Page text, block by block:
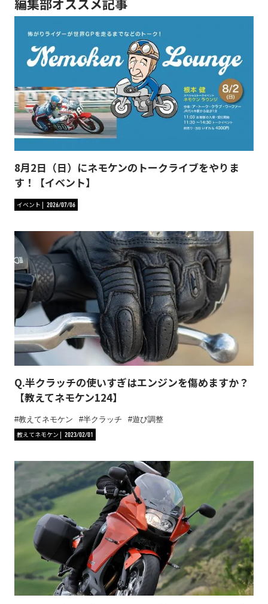
編集部オススメ記事
8月2日（日）にネモケンのトークライブをやりま
す！【イベント】
イベント 2026/07/06
Q.半クラッチの使いすぎはエンジンを傷めますか？
【教えてネモケン124】
教えてネモケン 半クラッチ
遊び調整
教えてネモケン
2023/02/01